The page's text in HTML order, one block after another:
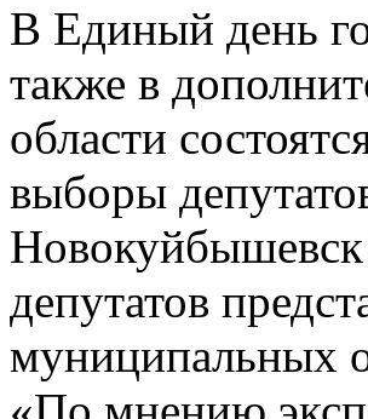
В Единый день
также в
области
выборы
депутатов
муниципальных